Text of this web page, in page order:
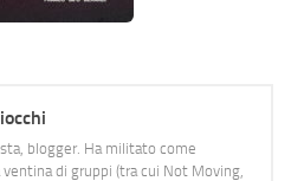
blogger. Ha militato come
di gruppi (tra cui Not Moving,